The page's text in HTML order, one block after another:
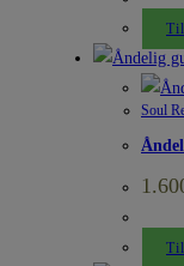
Soul